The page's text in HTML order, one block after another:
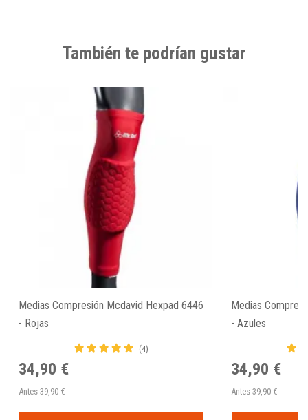
También te podrían gustar
Medias Compresión Mcdavid Hexpad 6446
- Rojas
(4)
34,90 €
Antes 39,90 €
Medias
- Azules
34,90 €
Antes 39,90 €